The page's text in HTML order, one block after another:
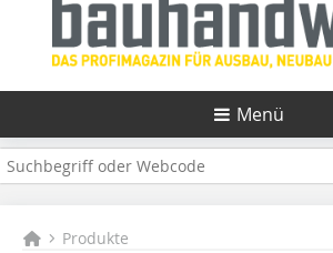
Menü
Produkte